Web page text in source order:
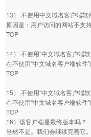
13）.不使用中文域名客户端软
原因是：用户访问的网站不支
TOP
14）.不使用“中文域名客户端
在不使用“中文域名客户端软
TOP
15）.不使用“中文域名客户端
在不使用“中文域名客户端软件
TOP
16）该客户端是最终版本吗？
当然不是。我们会继续完善它